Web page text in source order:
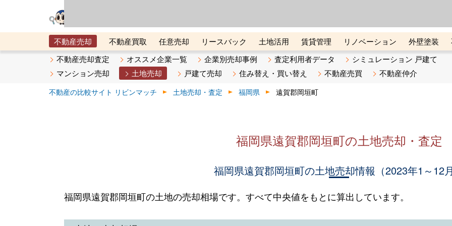
不動産売却 不動産買取 任意売却 リースバック 土地活用 賃貸管理 リノベーション 外壁塗装
メタ住宅展示場
ベスト不動産カンパニー オンライン講座 リビンマガジンBiz 不動産売却ご相談デスク
不動産売却査定 オススメ企業一覧 企業別売却事例 査定利用者データ
シミュレーション 戸建て
マンション売却
土地売却 戸建て売却 住み替え・買い替え 不動産売買 不動産仲介
不動産の比較サイト リビンマッチ 土地売却・査定 福岡県 遠賀郡岡垣町
福岡県遠賀郡岡垣町の土地売却・査定
福岡県遠賀郡岡垣町の土地売却情報（2023年1～12
福岡県遠賀郡岡垣町の土地の売却相場です。すべて中央値をもとに算出しています。